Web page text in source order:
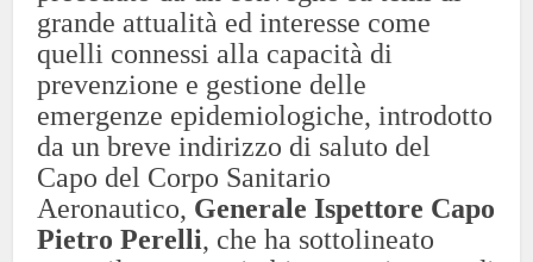
grande attualità ed interesse come
quelli connessi alla capacità di
prevenzione e gestione delle
emergenze epidemiologiche, introdotto
da un breve indirizzo di saluto del
Capo del Corpo Sanitario
Aeronautico, Generale Ispettore Capo
Pietro Perelli, che ha sottolineato